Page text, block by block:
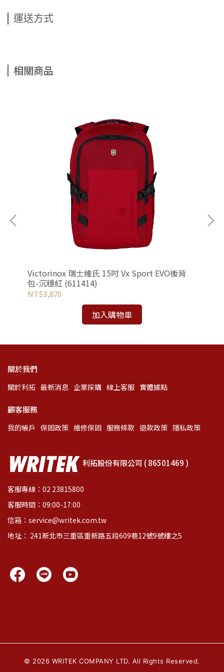
運送方式
相關商品
Victorinox 瑞士維氏 15吋 Vx Sport EVO後背
包-沉穩紅 (611414)
NT$3,870
加入購物車
關於我們
關於利拓 最新消息 企業採購 線上客服 實體據點
顧客服務
我的帳戶 保固政策 維修保固 服務條款 退款政策 隱私政策
利拓股份有限公司 ( 86501469 )
客服專線：02 23815800
客服時間：09:00-17:00
信箱：service@writek.com.tw
地址： 241新北市三重區重新路五段609巷12號9號樓之5
© 2026 WRITEK COMPANY LTD. All Rights Reserved.